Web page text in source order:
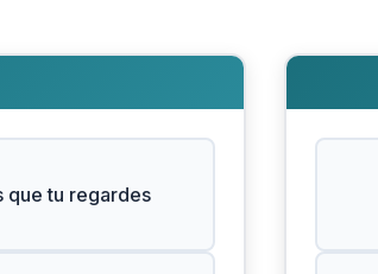
que tu regardes